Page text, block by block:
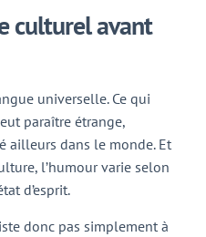
culturel avant
universelle. Ce qui
paraître étrange,
ailleurs dans le monde. Et
l’humour varie selon
d’esprit.
donc pas simplement à